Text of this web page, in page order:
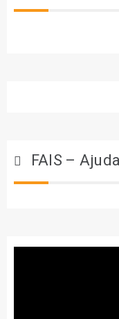
FAIS –